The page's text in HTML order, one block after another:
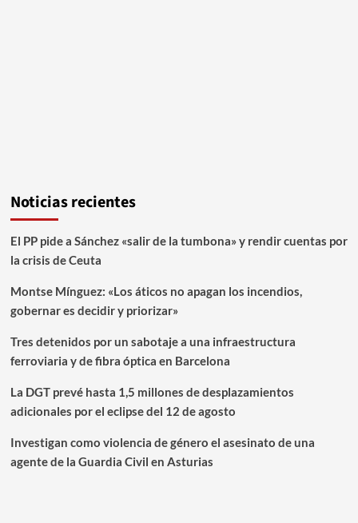
Noticias recientes
El PP pide a Sánchez «salir de la tumbona» y rendir cuentas por
la crisis de Ceuta
Montse Mínguez: «Los áticos no apagan los incendios,
gobernar es decidir y priorizar»
Tres detenidos por un sabotaje a una infraestructura
ferroviaria y de fibra óptica en Barcelona
La DGT prevé hasta 1,5 millones de desplazamientos
adicionales por el eclipse del 12 de agosto
Investigan como violencia de género el asesinato de una
agente de la Guardia Civil en Asturias